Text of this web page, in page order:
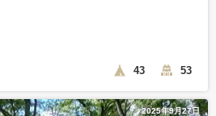
43 53
2025年9月27日